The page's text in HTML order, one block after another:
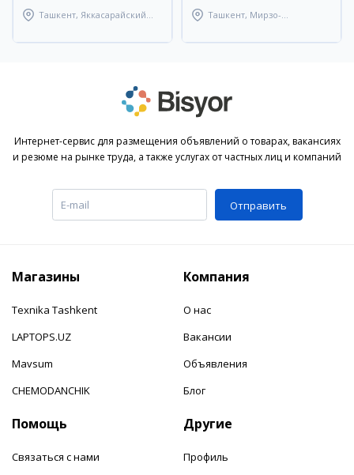
Ташкент, Яккасарайский
Ташкент, Мирзо-
Интернет-сервис для размещения объявлений о товарах, вакансиях
и резюме на рынке труда, а также услугах от частных лиц и компаний
Отправить
Магазины
Texnika Tashkent
LAPTOPS.UZ
Mavsum
CHEMODANCHIK
Компания
О нас
Вакансии
Объявления
Блог
Помощь
Связаться с нами
Другие
Профиль